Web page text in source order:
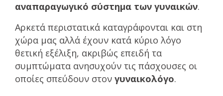
αναπαραγωγικό σύστημα των γυναικών.
Αρκετά περιστατικά καταγράφονται και στη
χώρα μας αλλά έχουν κατά κύριο λόγο
θετική εξέλιξη, ακριβώς επειδή τα
συμπτώματα ανησυχούν τις πάσχουσες οι
οποίες σπεύδουν στον γυναικολόγο.